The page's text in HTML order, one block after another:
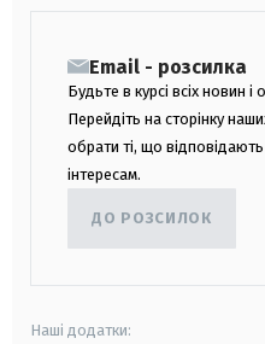
Email - розсилка
Будьте в курсі всіх новин і
Перейдіть на сторінку
обрати ті, що
інтересам.
ДО РОЗСИЛОК
Наші додатки: